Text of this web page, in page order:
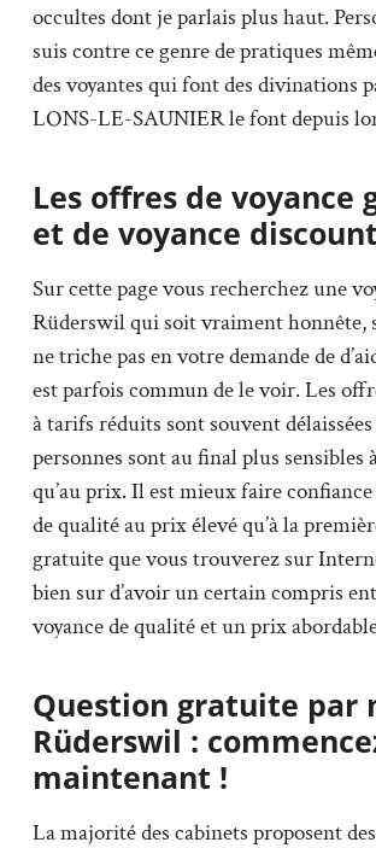
occultes dont je parlais plus haut.
suis contre ce genre de pratiques
des voyantes qui font des divinations
LONS-LE-SAUNIER le font depuis
Les offres de voyance
et de voyance discount
Sur cette page vous recherchez une
Rüderswil qui soit vraiment honnête,
ne triche pas en votre demande de
est parfois commun de le voir. Les
à tarifs réduits sont souvent délaissées
personnes sont au final plus sensibles
qu’au prix. Il est mieux faire
de qualité au prix élevé qu’à la
gratuite que vous trouverez sur
bien sur d’avoir un certain compris
voyance de qualité et un prix
Question gratuite par
Rüderswil :
maintenant !
La majorité des cabinets proposent